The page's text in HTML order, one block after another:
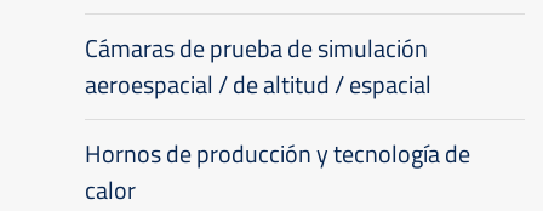
Cámaras de prueba de simulación
aeroespacial / de altitud / espacial
Hornos de producción y tecnología de
calor